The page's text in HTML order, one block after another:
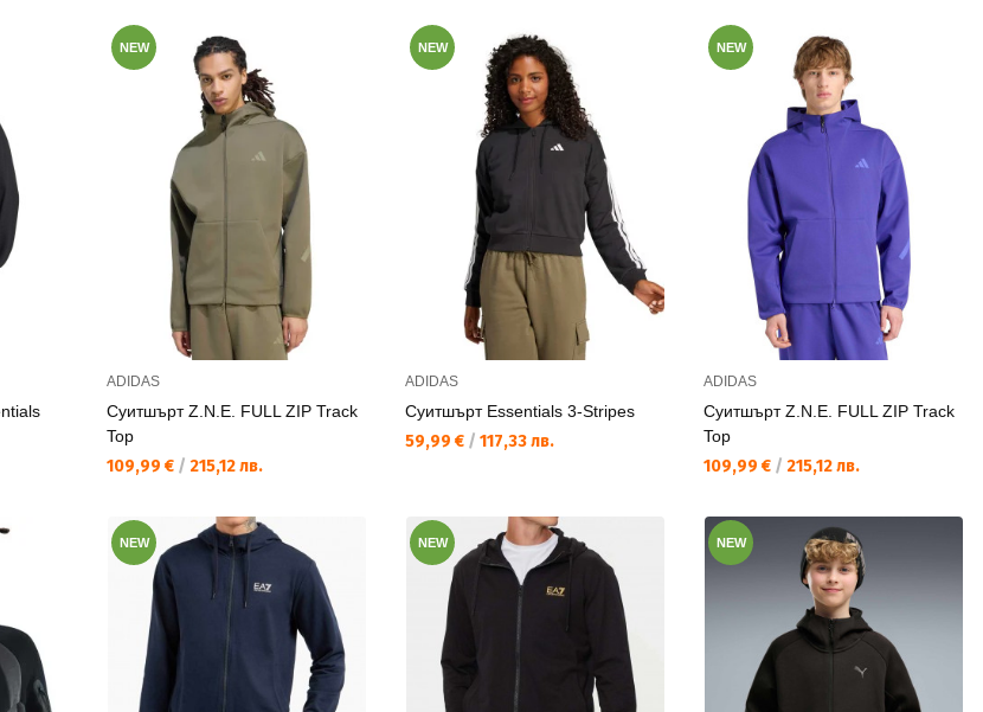
NEW
ADIDAS
Суитшърт Z.N.E. FULL ZIP Track
Top
Текуща цена:
109,99 € / 215,12 лв.
NEW
ADIDAS
Суитшърт Essentials 3-Stripes
Текуща цена:
59,99 € / 117,33 лв.
NEW
ADIDAS
Суитшърт Z.N.E. FULL ZIP Track
Top
Текуща цена:
109,99 € / 215,12 лв.
NEW NEW NEW